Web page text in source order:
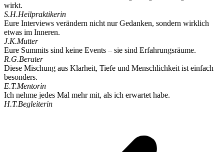
wirkt.
S.H.Heilpraktikerin
Eure Interviews verändern nicht nur Gedanken, sondern wirklich
etwas im Inneren.
J.K.Mutter
Eure Summits sind keine Events – sie sind Erfahrungsräume.
R.G.Berater
Diese Mischung aus Klarheit, Tiefe und Menschlichkeit ist einfach
besonders.
E.T.Mentorin
Ich nehme jedes Mal mehr mit, als ich erwartet habe.
H.T.Begleiterin